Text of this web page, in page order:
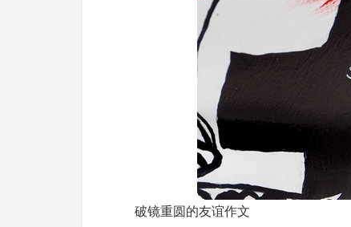
破镜重圆的友谊作文